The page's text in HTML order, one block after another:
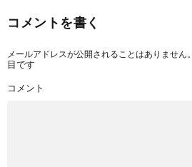
コメントを書く
メールアドレスが公開されることはありません。
目です
コメント